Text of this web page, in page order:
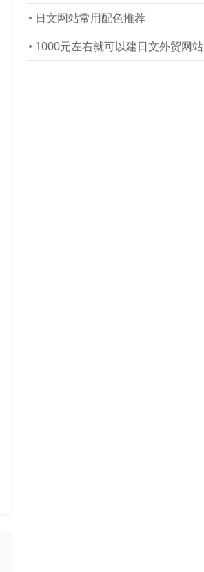
• 日文网站常用配色推荐
• 1000元左右就可以建日文外贸网站